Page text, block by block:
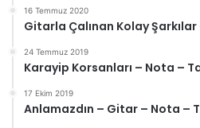
16 Temmuz 2020
Gitarla Çalınan Kolay Şarkılar
24 Temmuz 2019
Karayip Korsanları – Nota –
17 Ekim 2019
Anlamazdın – Gitar – Nota –